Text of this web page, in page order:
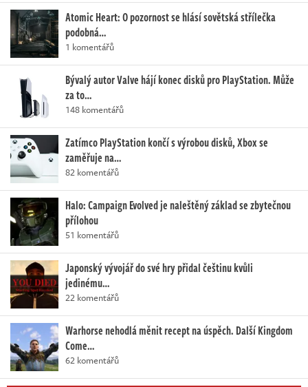
Atomic Heart: O pozornost se hlásí sovětská střílečka
podobná…
1 komentářů
Bývalý autor Valve hájí konec disků pro PlayStation. Může
za to…
148 komentářů
Zatímco PlayStation končí s výrobou disků, Xbox se
zaměřuje na…
82 komentářů
Halo: Campaign Evolved je naleštěný základ se zbytečnou
přílohou
51 komentářů
Japonský vývojář do své hry přidal češtinu kvůli
jedinému…
22 komentářů
Warhorse nehodlá měnit recept na úspěch. Další Kingdom
Come…
62 komentářů